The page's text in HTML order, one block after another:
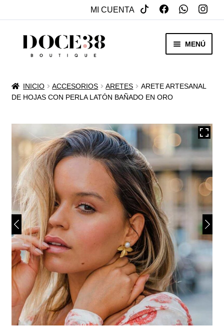
MI CUENTA
SALTAR
MENÚ
VENTA
REBAJAS
VESTIDOS DE NOVIA
OTROS
MENÚ
HIJO
ACCESORIOS
INICIO ACCESORIOS ARETES
ARETE ARTESANAL
DE HOJAS CON PERLA LATÓN BAÑADO EN ORO